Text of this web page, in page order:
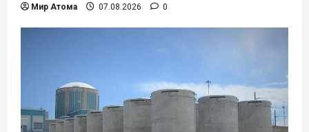
Мир Атома 07.08.2026 0